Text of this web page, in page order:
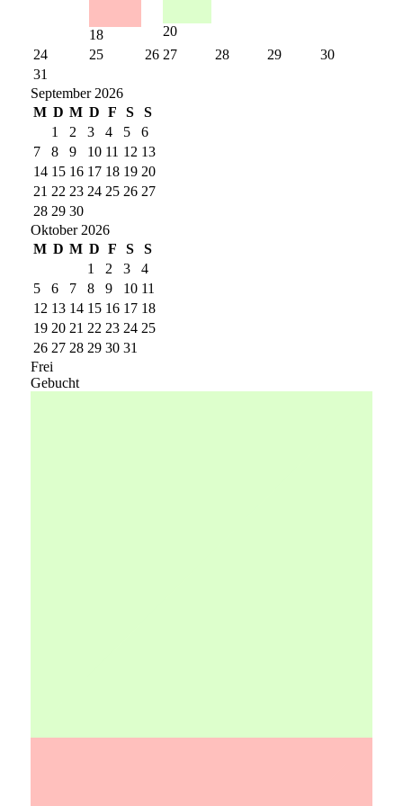
18
20
24
25 26 27 28 29
30
31
September 2026
M D M D F S
S
1
2 3 4 5
6
7
8 9 10 11 12 13
14 15 16 17 18 19 20
21 22 23 24 25 26 27
28 29 30
Oktober 2026
M D M D F S
S
1
2 3
4
5
6 7 8 9 10 11
12 13 14 15 16 17 18
19 20 21 22 23 24 25
26 27 28 29 30 31
Frei
Gebucht